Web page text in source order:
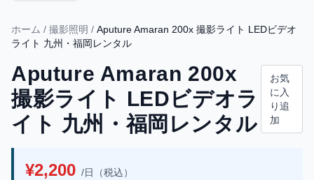
ホーム / 撮影照明 / Aputure Amaran 200x 撮影ライト LEDビデオ
ライト 九州・福岡レンタル
Aputure Amaran 200x
撮影ライト LEDビデオラ
イト 九州・福岡レンタル
お気
に入
り追
加
¥2,200 /日（税込）